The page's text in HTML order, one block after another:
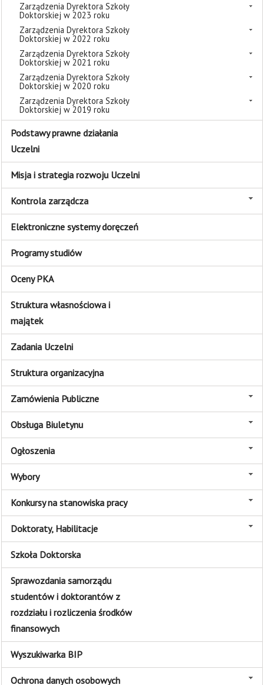
Zarządzenia Dyrektora Szkoły
Doktorskiej w 2023 roku
Zarządzenia Dyrektora Szkoły
Doktorskiej w 2022 roku
Zarządzenia Dyrektora Szkoły
Doktorskiej w 2021 roku
Zarządzenia Dyrektora Szkoły
Doktorskiej w 2020 roku
Zarządzenia Dyrektora Szkoły
Doktorskiej w 2019 roku
Podstawy prawne działania
Uczelni
Misja i strategia rozwoju Uczelni
Kontrola zarządcza
Elektroniczne systemy doręczeń
Programy studiów
Oceny PKA
Struktura własnościowa i
majątek
Zadania Uczelni
Struktura organizacyjna
Zamówienia Publiczne
Obsługa Biuletynu
Ogłoszenia
Wybory
Konkursy na stanowiska pracy
Doktoraty, Habilitacje
Szkoła Doktorska
Sprawozdania samorządu
studentów i doktorantów z
rozdziału i rozliczenia środków
finansowych
Wyszukiwarka BIP
Ochrona danych osobowych